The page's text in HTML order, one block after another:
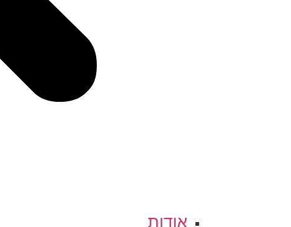
אודות